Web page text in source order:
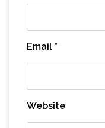
Email *
Website